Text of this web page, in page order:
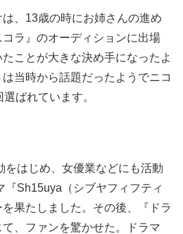
、13歳の時にお姉さんの進め
ラ』のオーディションに出場
ことが大きな決め手になったよ
当時から話題だったようでニコ
ばれています。
をはじめ、女優業などにも活動
『Sh15uya（シブヤフィフティ
果たしました。その後、『ドラ
、ファンを驚かせた。ドラマ